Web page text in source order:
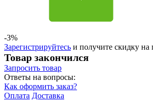
-3%
Зарегистрируйтесь и получите скидку на
Товар закончился
Запросить товар
Ответы на вопросы:
Как оформить заказ?
Оплата Доставка